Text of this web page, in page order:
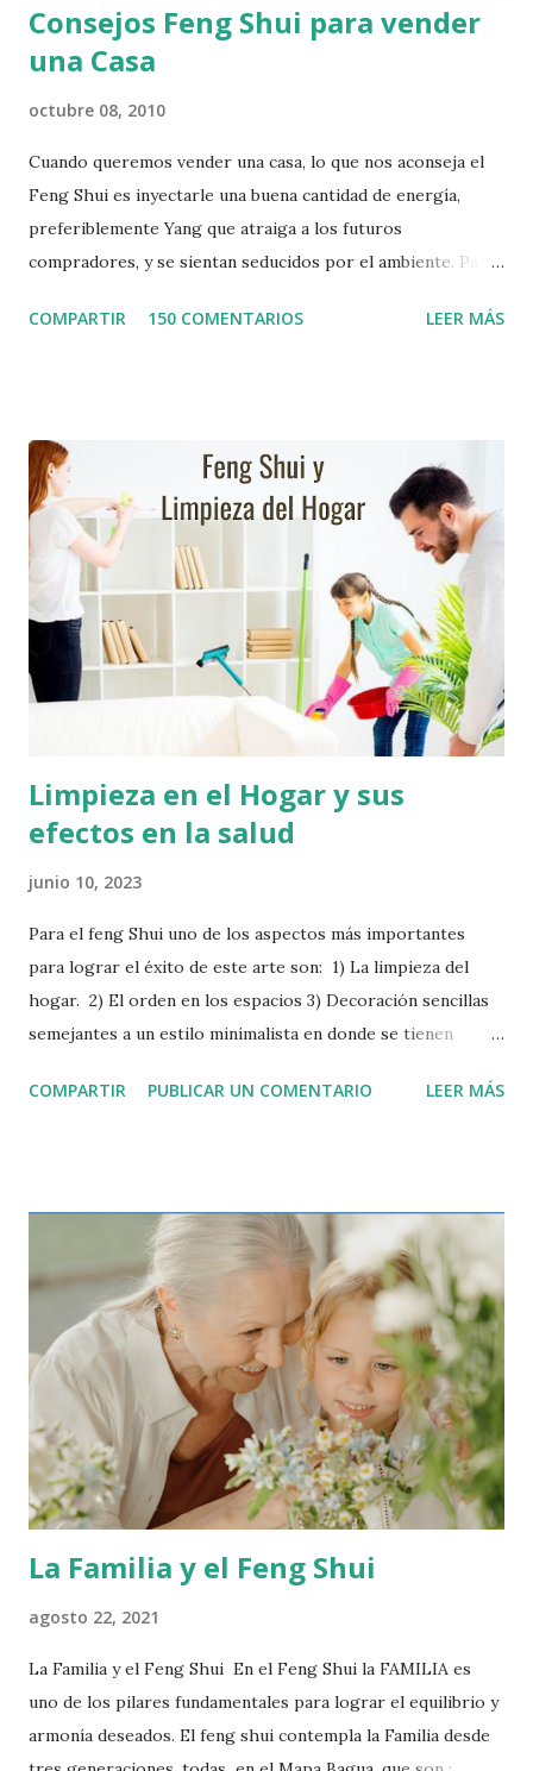
Consejos Feng Shui para vender
una Casa
octubre 08, 2010
Cuando queremos vender una casa, lo que nos aconseja el
Feng Shui es inyectarle una buena cantidad de energía,
preferiblemente Yang que atraiga a los futuros
compradores, y se sientan seducidos por el ambiente. Para
tomar en cuenta en el momento de activación del ambiente,
camino de entrada, elimine cualquier obstáculo que pueda
impedir la vista de la casa, como: corte ramas punteadas de
la entrada del jardín, pinte su casa con colores yang.
Siembre flores que ayuden a dar una bienvenida a los
futuros compradores, especialmente amarillas. Cambie las
Cerraduras : o arregle las cerraduras de la puerta de la
verja y de la puerta principal, en caso de estar dañadas, ya
que generan una resistencia a la venta. Trate de que abrir la
puerta sea un acto fácil y agr...
COMPARTIR 150 COMENTARIOS LEER MÁS
Limpieza en el Hogar y sus
efectos en la salud
junio 10, 2023
Para el feng Shui uno de los aspectos más importantes
para lograr el éxito de este arte son: 1) La limpieza del
hogar. 2) El orden en los espacios 3) Decoración sencillas
semejantes a un estilo minimalista en donde se tienen
espacio que sea cómodo y elegante. En el hogar se debe
referencia a la limpieza del hogar debemos tomar
consciencia que mantener un hogar limpio es
tranquilizador y si se tiene orden más beneficioso aún. Por
otra parte si hay niños en el hogar, estos necesitan
contacto con la tierra, las plantas y los animales. Por esta
razón cuidar no caer en exageraciones. La limpieza genera
múltiples beneficios para la salud, entre ellos relajación,
concentración, fortalecimiento del sistema inmune el cu...
COMPARTIR PUBLICAR UN COMENTARIO LEER MÁS
La Familia y el Feng Shui
agosto 22, 2021
La Familia y el Feng Shui En el Feng Shui la FAMILIA es
uno de los pilares fundamentales para lograr el equilibrio y
armonía deseados. El feng shui contempla la Familia desde